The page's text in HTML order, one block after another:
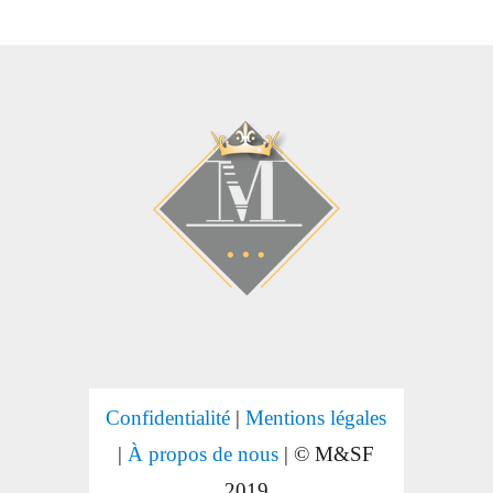
Confidentialité |Mentions légales
| À propos de nous | © M&SF